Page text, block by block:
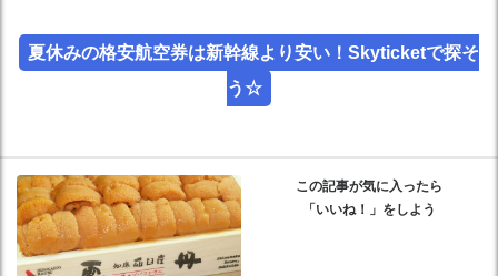
夏休みの格安航空券は新幹線より安い！Skyticketで探そ
う☆
この記事が気に入ったら
「いいね！」をしよう